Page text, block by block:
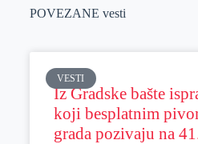
POVEZANE vesti
VESTI
Iz Gradske bašte
koji besplatnim
grada pozivaju na